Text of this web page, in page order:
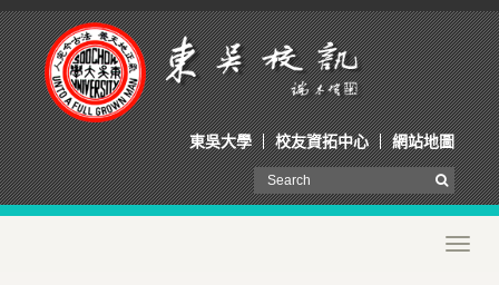
東吳大學 校友資拓中心 網站地圖